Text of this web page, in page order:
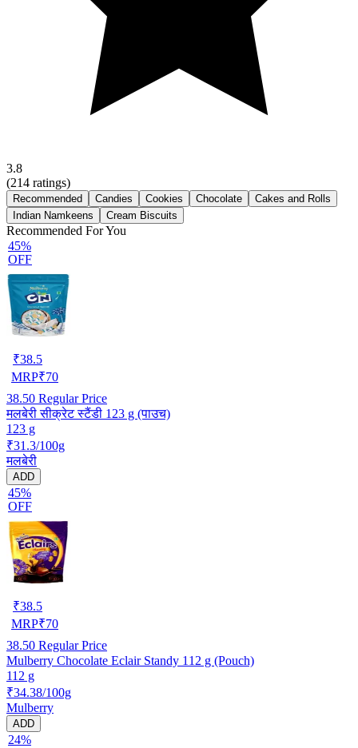
3.8
(214 ratings)
Recommended Candies Cookies Chocolate
Cakes and Rolls
Indian Namkeens
Cream Biscuits
Recommended For You
45%
OFF
₹38.5
MRP₹70
38.50 Regular Price
मलबेरी सीक्रेट स्टैंडी 123 g (पाउच)
123 g
₹31.3/100g
मलबेरी
ADD
45%
OFF
₹38.5
MRP₹70
38.50 Regular Price
Mulberry Chocolate Eclair Standy 112 g (Pouch)
112 g
₹34.38/100g
Mulberry
ADD
24%